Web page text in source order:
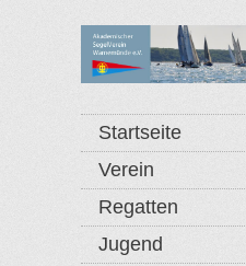
Startseite
Verein
Regatten
Jugend